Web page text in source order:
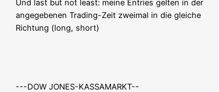
Und last but not least: mei­ne Ent­ries gel­ten in der
ange­ge­be­nen Tra­ding-Zeit zwei­mal in die glei­che
Rich­tung (long, short)
---DOW JONES-KASSAMARKT--